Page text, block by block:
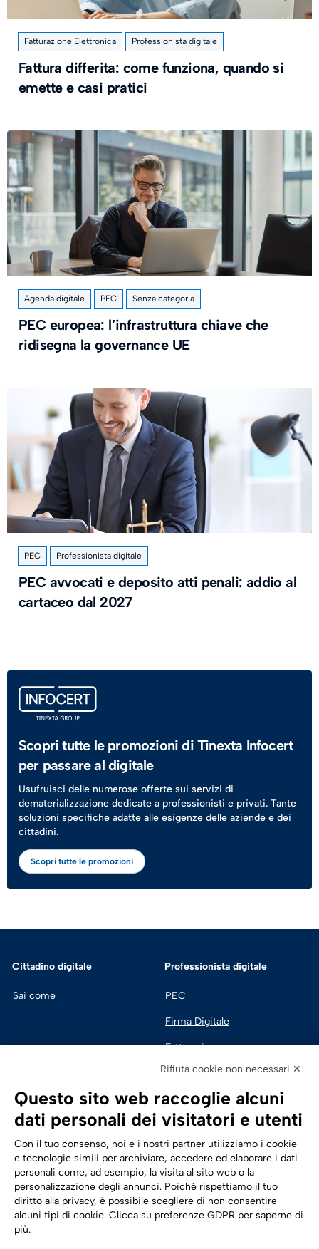
Fatturazione Elettronica Professionista digitale
Fattura differita: come funziona, quando si
emette e casi pratici
Agenda digitale PEC Senza categoria
PEC europea: l’infrastruttura chiave che
ridisegna la governance UE
PEC Professionista digitale
PEC avvocati e deposito atti penali: addio al
cartaceo dal 2027
Scopri tutte le promozioni di Tinexta Infocert
per passare al digitale
Usufruisci delle numerose offerte sui servizi di
dematerializzazione dedicate a professionisti e privati. Tante
soluzioni specifiche adatte alle esigenze delle aziende e dei
cittadini.
Scopri tutte le promozioni
Cittadino digitale
Sai come
Professionista digitale
PEC
Firma Digitale
Fatturazione
Sicurezza Digitale
Cloud
Trasformazione digitale
Energia
Telecomunicazioni
Seguici su:
Rifiuta cookie non necessari ✕
Questo sito web raccoglie alcuni
dati personali dei visitatori e utenti
Con il tuo consenso, noi e i nostri partner utilizziamo i cookie
e tecnologie simili per archiviare, accedere ed elaborare i dati
personali come, ad esempio, la visita al sito web o la
personalizzazione degli annunci. Poiché rispettiamo il tuo
diritto alla privacy, è possibile scegliere di non consentire
alcuni tipi di cookie. Clicca su preferenze GDPR per saperne di
più.